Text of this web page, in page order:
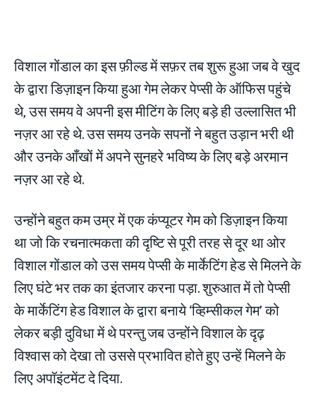
विशाल गोंडाल का इस फ़ील्ड में सफ़र तब शुरू हुआ जब वे खुद
के द्वारा डिज़ाइन किया हुआ गेम लेकर पेप्सी के ऑफिस पहुंचे
थे, उस समय वे अपनी इस मीटिंग के लिए बड़े ही उल्लासित भी
नज़र आ रहे थे. उस समय उनके सपनों ने बहुत उड़ान भरी थी
और उनके आँखों में अपने सुनहरे भविष्य के लिए बड़े अरमान
नज़र आ रहे थे.
उन्होंने बहुत कम उम्र में एक कंप्यूटर गेम को डिज़ाइन किया
था जो कि रचनात्मकता की दृष्टि से पूरी तरह से दूर था ओर
विशाल गोंडाल को उस समय पेप्सी के मार्केटिंग हेड से मिलने के
लिए घंटे भर तक का इंतजार करना पड़ा. शुरुआत में तो पेप्सी
के मार्केटिंग हेड विशाल के द्वारा बनाये ‘व्हिम्सीकल गेम’ को
लेकर बड़ी दुविधा में थे परन्तु जब उन्होंने विशाल के दृढ़
विश्वास को देखा तो उससे प्रभावित होते हुए उन्हें मिलने के
लिए अपॉइंटमेंट दे दिया.